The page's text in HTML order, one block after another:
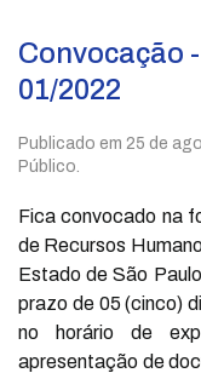
Convocação
01/2022
Publicado em 25 de
Público.
Fica convocado na
de Recursos
Estado de São
prazo de 05 (cinco)
no horário de
apresentação de